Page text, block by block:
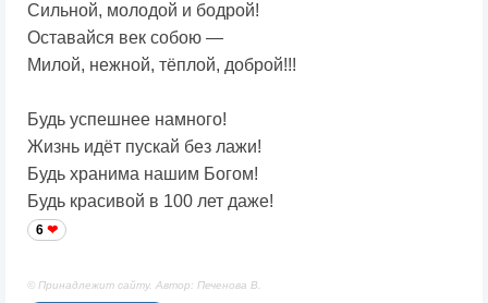
Сильной, молодой и бодрой!
Оставайся век собою —
Милой, нежной, тёплой, доброй!!!
Будь успешнее намного!
Жизнь идёт пускай без лажи!
Будь хранима нашим Богом!
Будь красивой в 100 лет даже!
6
© Принадлежит сайту. Автор: Печенова В.